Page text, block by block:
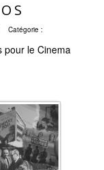
Catégorie :
pour le Cinema